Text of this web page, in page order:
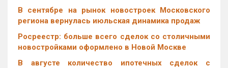
В сентябре на рынок новостроек Московского
региона вернулась июльская динамика продаж
Росреестр: больше всего сделок со столичными
новостройками оформлено в Новой Москве
В августе количество ипотечных сделок с